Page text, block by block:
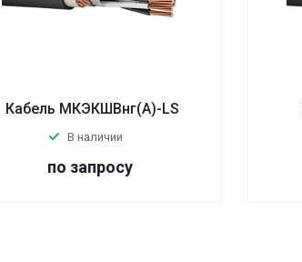
Кабель МКЭКШВнг(А)-LS
В наличии
по запросу